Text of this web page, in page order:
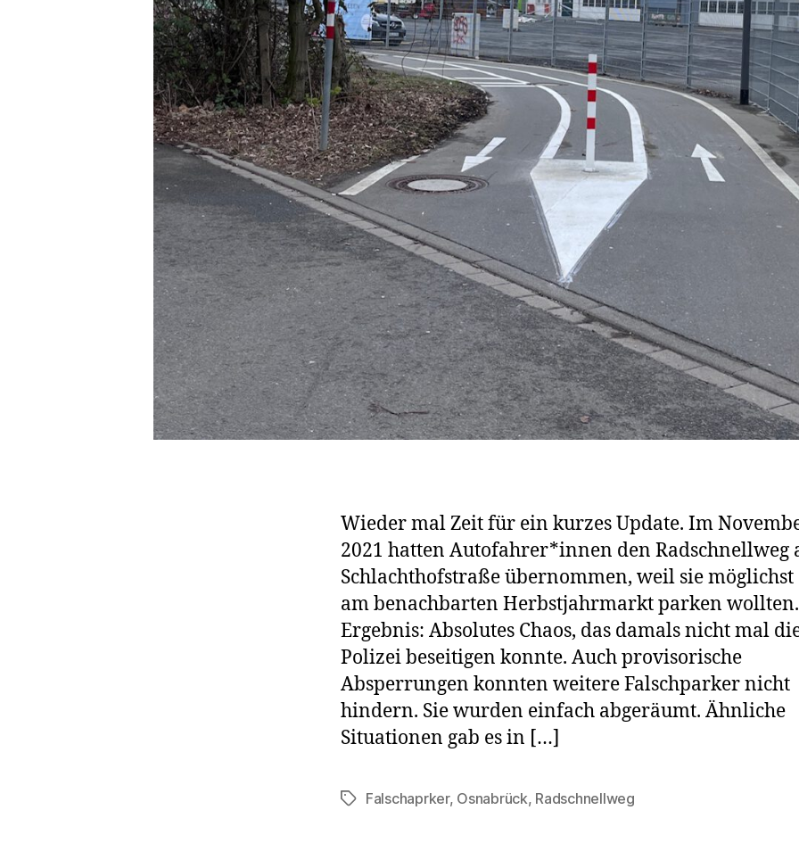
Wieder mal Zeit für ein kurzes Update. Im
2021 hatten Autofahrer*innen den Radschnellweg
Schlachthofstraße übernommen, weil sie
am benachbarten Herbstjahrmarkt parken wollten.
Ergebnis: Absolutes Chaos, das damals nicht mal
Polizei beseitigen konnte. Auch provisorische
Absperrungen konnten weitere Falschparker nicht
hindern. Sie wurden einfach abgeräumt. Ähnliche
Situationen gab es in […]
Schlagwörter
Falschaprker, Osnabrück, Radschnellweg